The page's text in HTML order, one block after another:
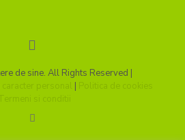
de sine. All Rights Reserved |
personal | Politica de cookies
si conditii